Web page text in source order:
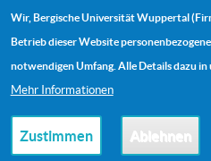
Wir, Bergische Universität Wuppertal
Betrieb dieser Website
notwendigen Umfang. Alle Details dazu
Mehr Informationen
Zustimmen Ablehnen
Direkt zum Inhalt